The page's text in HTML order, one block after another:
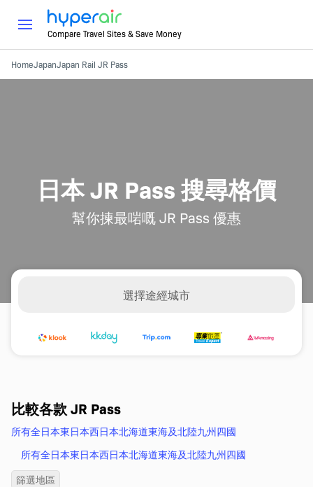
Compare Travel Sites & Save Money
HomeJapanJapan Rail JR Pass
日本 JR Pass 搜尋格價
幫你揀最啱嘅 JR Pass 優惠
選擇途經城市
比較各款 JR Pass
所有全日本東日本西日本北海道東海及北陸九州四國
所有全日本東日本西日本北海道東海及北陸九州四國
篩選地區